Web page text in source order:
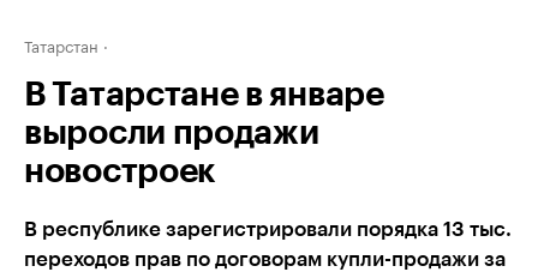
Татарстан
В Татарстане в январе
выросли продажи
новостроек
В республике зарегистрировали порядка 13 тыс.
переходов прав по договорам купли-продажи за